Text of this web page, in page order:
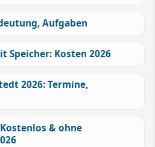
Aufgaben
Speicher: Kosten 2026
2026: Termine,
& ohne